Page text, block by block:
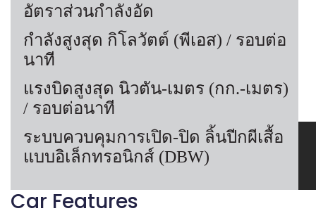
อัตราส่วนกำลังอัด
กำลังสูงสุด กิโลวัตต์ (พีเอส) / รอบต่อ
นาที
แรงบิดสูงสุด นิวตัน-เมตร (กก.-เมตร)
/ รอบต่อนาที
ระบบควบคุมการเปิด-ปิด ลิ้นปีกผีเสื้อ
แบบอิเล็กทรอนิกส์ (DBW)
Car Features